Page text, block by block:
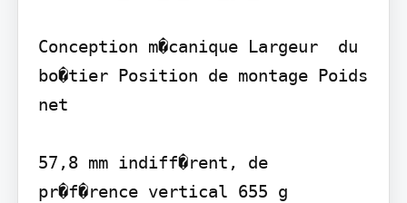
Conception m�canique Largeur  du
bo�tier Position de montage Poids
net
57,8 mm indiff�rent, de
pr�f�rence vertical 655 g